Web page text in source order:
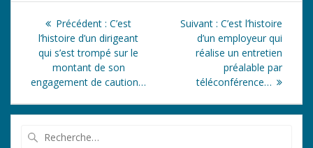
Navigation
l’article
Précédent : Article
précédent
:
C’est
l’histoire d’un dirigeant
qui s’est trompé sur le
montant de son
engagement de caution…
Suivant : Article
suivant
:
C’est l’histoire
d’un employeur qui
réalise un entretien
préalable par
téléconférence…